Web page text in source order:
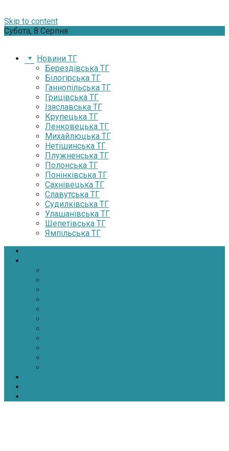
Skip to content
Субота, 8 Серпня
Новини ТГ
Берездівська ТГ
Білогірська ТГ
Ганнопільська ТГ
Грицівська ТГ
Ізяславська ТГ
Крупецька ТГ
Ленковецька ТГ
Михайлюцька ТГ
Нетішинська ТГ
Плужненська ТГ
Полонська ТГ
Понінківська ТГ
Сахнівецька ТГ
Славутська ТГ
Судилківська ТГ
Улашанівська ТГ
Шепетівська ТГ
Ямпільська ТГ